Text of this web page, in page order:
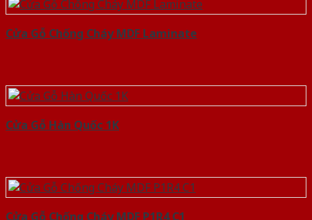
Cửa Gỗ Chống Cháy MDF Laminate
Cửa Gỗ Hàn Quốc 1K
Cửa Gỗ Chống Cháy MDF P1R4 C1